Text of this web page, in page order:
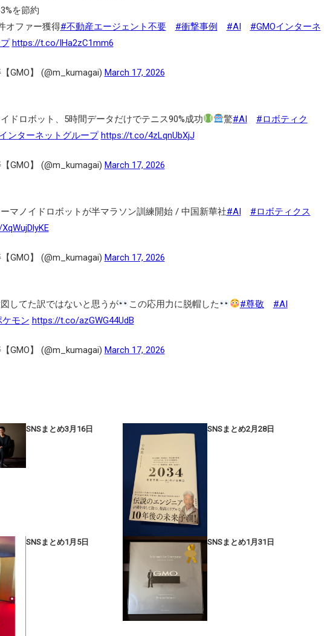
を節約
オファー獲得#不動産エージェント不要 #衝撃事例 #AI
#GMOインターネ
https://t.co/IHa2zC1mm6
GMO】 (@m_kumagai) March 17, 2026
ドロボット、5時間データだけでテニス90%成功 驚#AI
#ロボティク
ンターネットグループ https://t.co/4zLqnUbXjJ
GMO】 (@m_kumagai) March 17, 2026
マノイドロボットが半マラソン訓練開始 / 中国新華社#AI
#ロボティクス
GMO】 (@m_kumagai) March 17, 2026
してた訳ではないと思うが この応用力に脱帽した #尊敬
#AI
ケモン https://t.co/azGWG44UdB
GMO】 (@m_kumagai) March 17, 2026
SNSまとめ3月16日 SNSまとめ2月28日
SNSまとめ1月5日 SNSまとめ1月31日